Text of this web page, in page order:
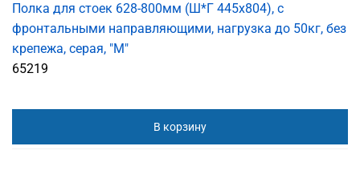
Полка для стоек 628-800мм (Ш*Г 445x804), с
фронтальными направляющими, нагрузка до 50кг, без
крепежа, серая, "М"
65219
В корзину